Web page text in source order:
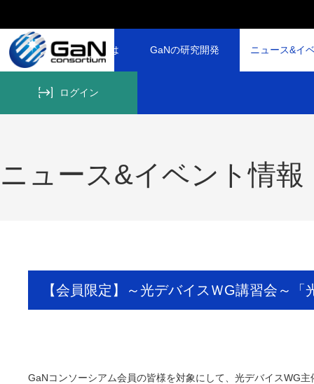
GaNコンソーシアムとは GaNの研究開発 ニュース&イ
ログイン
ニュース&イベント情報
【会員限定】～光デバイスＷG講習会～
GaNコンソーシアム会員の皆様を対象にして、光デバイスWG